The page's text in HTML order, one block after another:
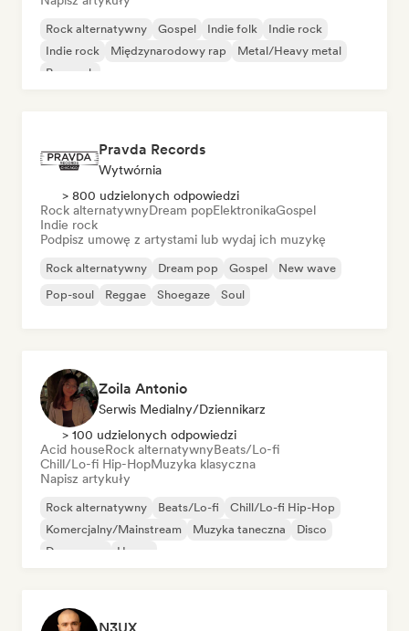
Rock alternatywny Gospel Indie folk
Indie rock
Indie rock
Międzynarodowy rap
Metal/Heavy metal
Pop rock
Pravda Records
Wytwórnia
> 800 udzielonych odpowiedzi
Rock alternatywnyDream popElektronikaGospel
Indie rock
Podpisz umowę z artystami lub wydaj ich muzykę
Rock alternatywny Dream pop Gospel
New wave
Pop-soul
Reggae Shoegaze Soul
Zoila Antonio
Serwis Medialny/Dziennikarz
> 100 udzielonych odpowiedzi
Acid houseRock alternatywnyBeats/Lo-fi
Chill/Lo-fi Hip-HopMuzyka klasyczna
Napisz artykuły
Rock alternatywny Beats/Lo-fi
Chill/Lo-fi Hip-Hop
Komercjalny/Mainstream
Muzyka taneczna
Disco
Dream pop
House